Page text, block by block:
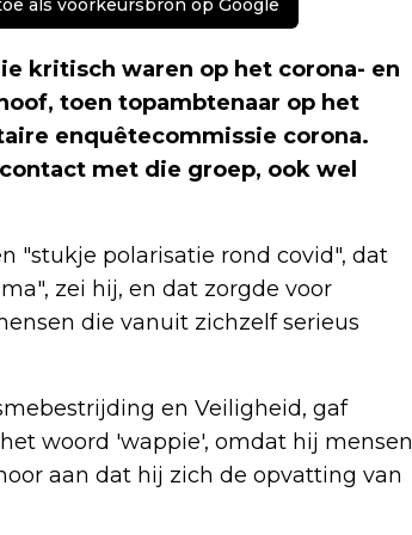
als voorkeursbron op Google
kritisch waren op het corona- en
toen topambtenaar op het
enquêtecommissie corona.
met die groep, ook wel
"stukje polarisatie rond covid", dat
zei hij, en dat zorgde voor
die vanuit zichzelf serieus
en Veiligheid, gaf
woord 'wappie', omdat hij mensen
aan dat hij zich de opvatting van